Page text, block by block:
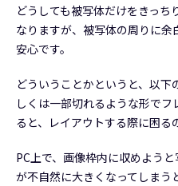
どうしても被写体だけをきっち
なりますが、被写体の周りに
安心です。
どういうことかというと、以下
しくは一部切れるような形で
ると、レイアウトする際に困る
PC上で、画像枠内に収めよう
が不自然に大きくなってしまう